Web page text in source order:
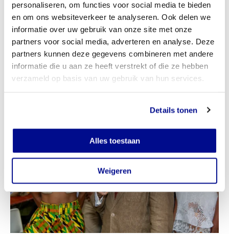
personaliseren, om functies voor social media te bieden
en om ons websiteverkeer te analyseren. Ook delen we
informatie over uw gebruik van onze site met onze
partners voor social media, adverteren en analyse. Deze
partners kunnen deze gegevens combineren met andere
informatie die u aan ze heeft verstrekt of die ze hebben
verzameld op basis van uw gebruik van hun services.
Details tonen
Alles toestaan
Weigeren
Onze doelstelling om samen met Nederland en het
Nationaal Comité 4 en 5 mei een nieuwe traditie te
ontwikkelen waar het hele Koninkrijk aan meedoet en
zich mee verbonden voelt is ook dit jaar weer een stuk
gegroeid."